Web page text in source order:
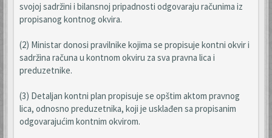
svojoj sadržini i bilansnoj pripadnosti odgovaraju računima iz
propisanog kontnog okvira.
(2) Ministar donosi pravilnike kojima se propisuje kontni okvir i
sadržina računa u kontnom okviru za sva pravna lica i
preduzetnike.
(3) Detaljan kontni plan propisuje se opštim aktom pravnog
lica, odnosno preduzetnika, koji je usklađen sa propisanim
odgovarajućim kontnim okvirom.